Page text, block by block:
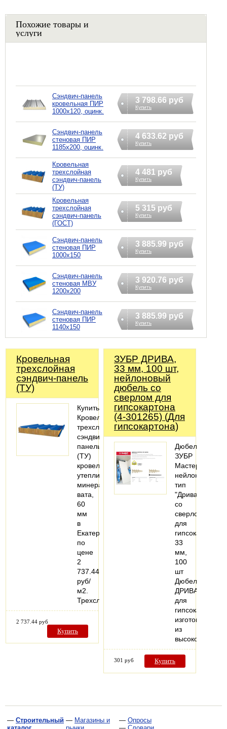
Похожие товары и
услуги
Сэндвич-панель
кровельная ПИР
1000x120, оцинк.
3 798.66 руб
Купить
Сэндвич-панель
стеновая ПИР
1185x200, оцинк.
4 633.62 руб
Купить
Кровельная
трехслойная
сэндвич-панель
(ТУ)
4 481 руб
Купить
Кровельная
трехслойная
сэндвич-панель
(ГОСТ)
5 315 руб
Купить
Сэндвич-панель
стеновая ПИР
1000x150
3 885.99 руб
Купить
Сэндвич-панель
стеновая МВУ
1200x200
3 920.76 руб
Купить
Сэндвич-панель
стеновая ПИР
1140x150
3 885.99 руб
Купить
Кровельная
трехслойная
сэндвич-панель
(ТУ)
Купить
Кровельная
трехслойная
сэндвич-
панель
(ТУ)
кровельная,
утеплитель
минеральная
вата,
60
мм
в
Екатеринбурге,
по
цене
2
737.44
руб/
м2.
Трехслойные…
2 737.44 руб
Купить
ЗУБР ДРИВА,
33 мм, 100 шт,
нейлоновый
дюбель со
сверлом для
гипсокартона
(4-301265) (Для
гипсокартона)
Дюбель
ЗУБР
Мастер
нейлоновый,
тип
"Дрива"
со
сверлом,
для
гипсокартона,
33
мм,
100
шт
Дюбели
ДРИВА
для
гипсокартона
изготовлены
из
301 руб Купить
— Строительный
каталог
— Магазины и
рынки
— Опросы
— Словари